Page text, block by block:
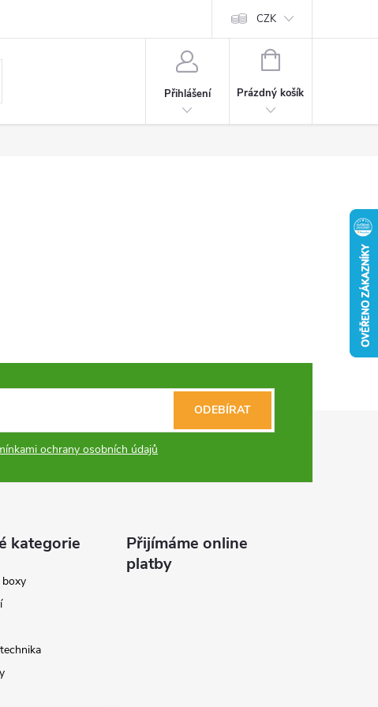
CZK
Přihlášení
NÁKUPNÍ
Prázdný košík
ochrany osobních údajů
ODEBÍRAT
kategorie
boxy
Přijímáme online
platby